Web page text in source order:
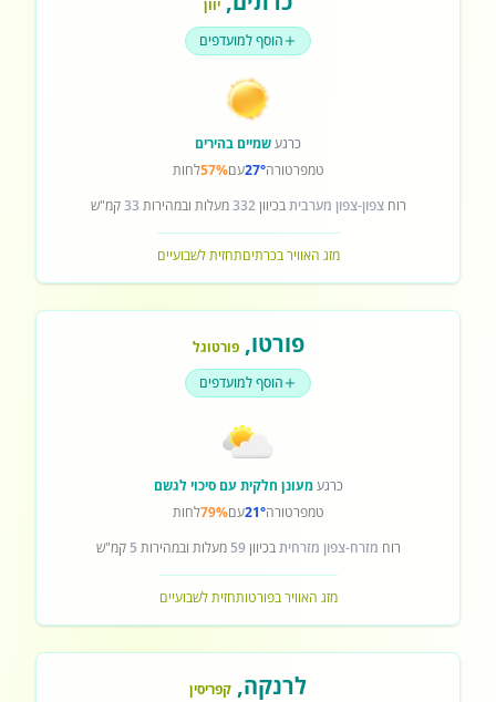
יוון
הוסף למועדפים
כרגעשמיים בהירים
טמפרטורה27°עם57%לחות
רוחצפון-צפון מערביתבכיוון332מעלות ובמהירות 33קמ"ש
מזג האוויר בכרתיםתחזית לשבועיים
פורטו,פורטוגל
הוסף למועדפים
כרגעמעונן חלקית עם סיכוי לגשם
טמפרטורה21°עם79%לחות
רוח מזרח-צפון מזרחיתבכיוון59 מעלות ובמהירות 5 קמ"ש
מזג האוויר בפורטותחזית לשבועיים
לרנקה, קפריסין